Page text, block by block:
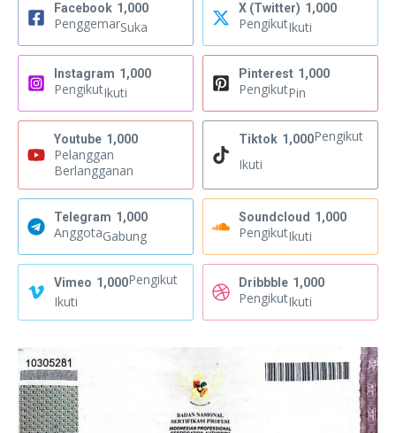
Facebook 1,000
PenggemarSuka
X (Twitter) 1,000
PengikutIkuti
Instagram 1,000
PengikutIkuti
Pinterest 1,000
PengikutPin
Youtube 1,000
Pelanggan
Berlangganan
Tiktok 1,000Pengikut
Ikuti
Telegram 1,000
AnggotaGabung
Soundcloud 1,000
PengikutIkuti
Vimeo 1,000Pengikut
Ikuti
Dribbble 1,000
PengikutIkuti